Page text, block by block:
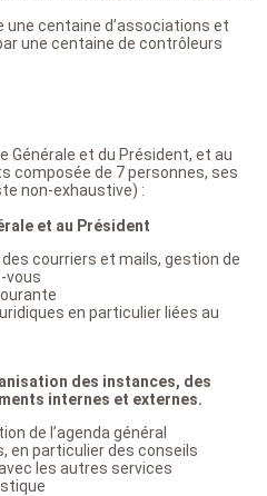
une centaine d’associations et
une centaine de contrôleurs
Générale et du Président, et au
composée de 7 personnes, ses
non-exhaustive) :
et au Président
courriers et mails, gestion de
vous
en particulier liées au
des instances, des
internes et externes.
de l’agenda général
en particulier des conseils
les autres services